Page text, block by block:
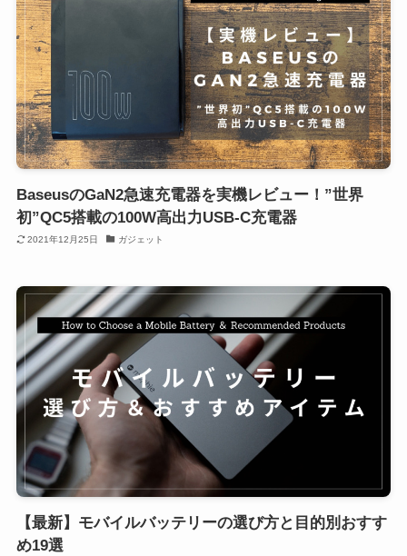
BaseusのGaN2急速充電器を実機レビュー！”世界
初”QC5搭載の100W高出力USB-C充電器
2021年12月25日 ガジェット
【最新】モバイルバッテリーの選び方と目的別おすす
め19選